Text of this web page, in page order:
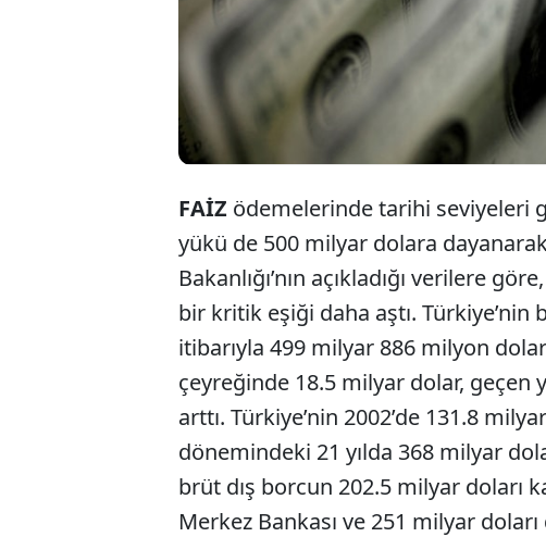
FAİZ ödemelerinde tarihi seviyeleri
yükü de 500 milyar dolara
Bakanlığı’nın açıkladığı verilere
bir kritik eşiği daha aştı. Türkiye’nin
itibarıyla 499 milyar 886 milyon
çeyreğinde 18.5 milyar dolar, geçen
arttı. Türkiye’nin 2002’de 131.8
dönemindeki 21 yılda 368 milyar
brüt dış borcun 202.5 milyar doları
Merkez Bankası ve 251 milyar